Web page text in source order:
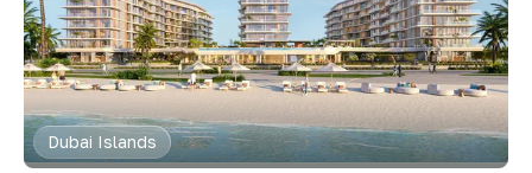
Dubai Islands